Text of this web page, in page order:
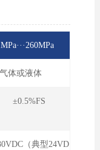
体或液体
±0.5%FS
（典型24VD